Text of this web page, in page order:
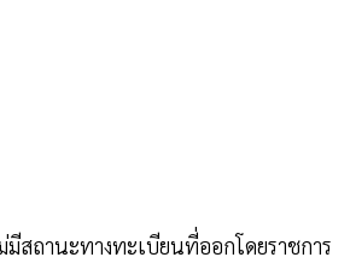
สถานะทางทะเบียนที่ออกโดยราชการ